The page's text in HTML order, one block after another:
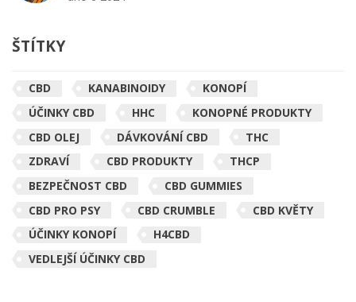
ŠTÍTKY
CBD KANABINOIDY
KONOPÍ
ÚČINKY CBD
HHC
KONOPNÉ PRODUKTY
CBD OLEJ
DÁVKOVÁNÍ CBD
THC
ZDRAVÍ
CBD PRODUKTY
THCP
BEZPEČNOST CBD
CBD GUMMIES
CBD PRO PSY
CBD CRUMBLE
CBD KVĚTY
ÚČINKY KONOPÍ
H4CBD
VEDLEJŠÍ ÚČINKY CBD